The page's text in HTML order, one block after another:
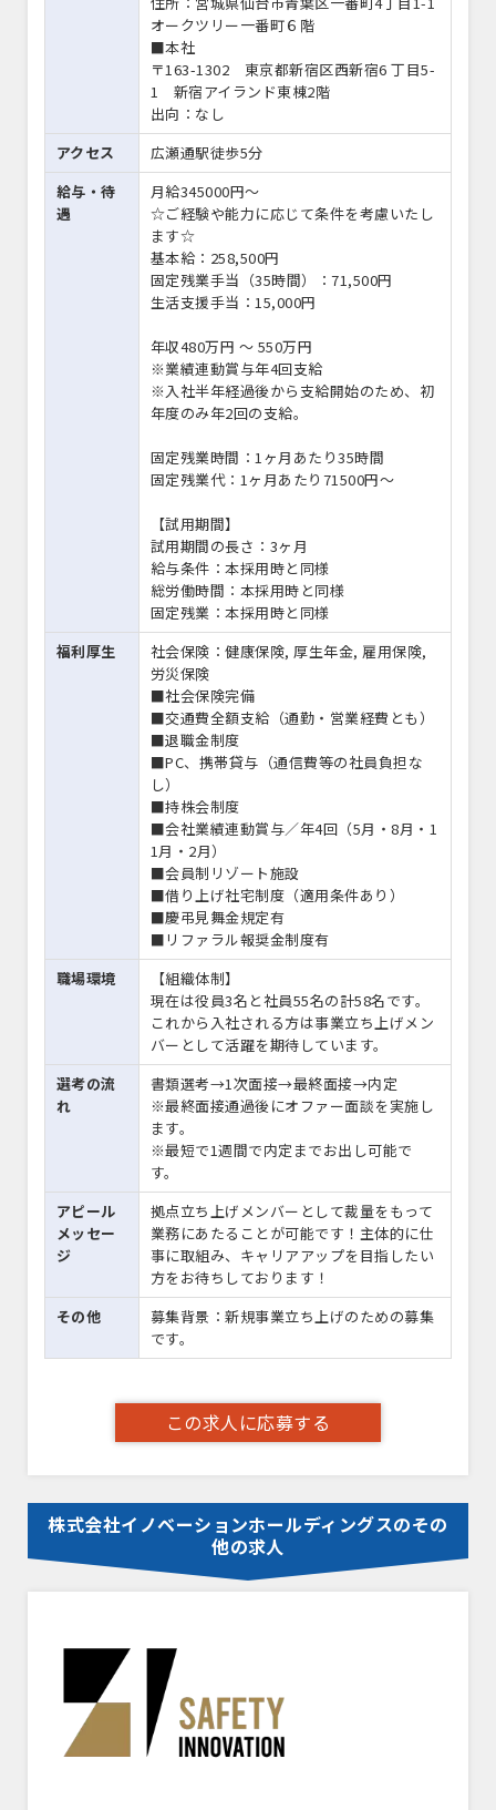
オークツリー一番町６階
■本社
〒163-1302 東京都新宿区西新宿6 丁目5-
1 新宿アイランド東棟2階
出向：なし
アクセス
広瀬通駅徒歩5分
給与・待
遇
月給345000円〜
☆ご経験や能力に応じて条件を考慮いたし
ます☆
基本給：258,500円
固定残業手当（35時間）：71,500円
生活支援手当：15,000円
年収480万円 〜 550万円
※業績連動賞与年4回支給
※入社半年経過後から支給開始のため、初
年度のみ年2回の支給。
固定残業時間：1ヶ月あたり35時間
固定残業代：1ヶ月あたり71500円〜
【試用期間】
試用期間の長さ：3ヶ月
給与条件：本採用時と同様
総労働時間：本採用時と同様
固定残業：本採用時と同様
福利厚生
社会保険：健康保険, 厚生年金, 雇用保険,
労災保険
■社会保険完備
■交通費全額支給（通勤・営業経費とも）
■退職金制度
■PC、携帯貸与（通信費等の社員負担な
し）
■持株会制度
■会社業績連動賞与／年4回（5月・8月・1
1月・2月）
■会員制リゾート施設
■借り上げ社宅制度（適用条件あり）
■慶弔見舞金規定有
■リファラル報奨金制度有
職場環境
【組織体制】
現在は役員3名と社員55名の計58名です。
これから入社される方は事業立ち上げメン
バーとして活躍を期待しています。
選考の流
れ
書類選考→1次面接→最終面接→内定
※最終面接通過後にオファー面談を実施し
ます。
※最短で1週間で内定までお出し可能で
す。
アピール
メッセー
ジ
拠点立ち上げメンバーとして裁量をもって
業務にあたることが可能です！主体的に仕
事に取組み、キャリアアップを目指したい
方をお待ちしております！
その他
募集背景：新規事業立ち上げのための募集
です。
この求人に応募する
株式会社イノベーションホールディングスのその
他の求人